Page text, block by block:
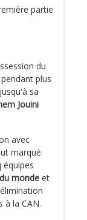
partie
du
plus
sa
Jouini
avec
marqué.
monde et
à la CAN.